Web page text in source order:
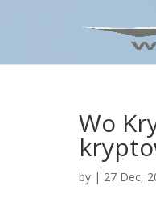
Wo
by | 27 Dec,